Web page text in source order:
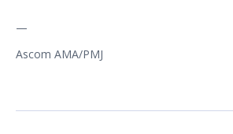
—
Ascom AMA/PMJ